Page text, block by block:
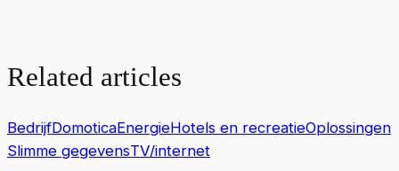
Related articles
BedrijfDomoticaEnergieHotels en recreatieOplossingen
Slimme gegevensTV/internet